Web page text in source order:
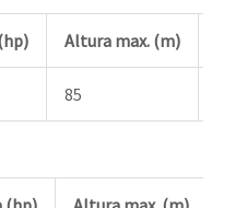
Altura max. (m)
85